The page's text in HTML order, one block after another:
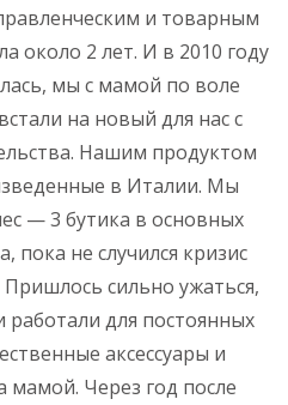
и товарным
около 2 лет. И в 2010 году
мы с мамой по воле
на новый для нас с
Нашим продуктом
в Италии. Мы
— 3 бутика в основных
пока не случился кризис
сильно ужаться,
для постоянных
аксессуары и
мамой. Через год после